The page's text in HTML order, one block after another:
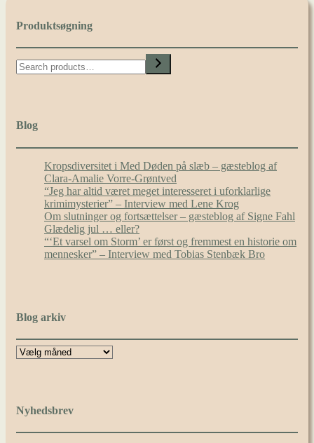
Produktsøgning
Search
Blog
Kropsdiversitet i Med Døden på slæb – gæsteblog af
Clara-Amalie Vorre-Grøntved
“Jeg har altid været meget interesseret i uforklarlige
krimimysterier” – Interview med Lene Krog
Om slutninger og fortsættelser – gæsteblog af Signe Fahl
Glædelig jul … eller?
“‘Et varsel om Storm’ er først og fremmest en historie om
mennesker” – Interview med Tobias Stenbæk Bro
Blog arkiv
Nyhedsbrev